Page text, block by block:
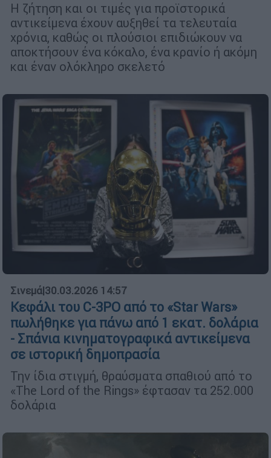
Η ζήτηση και οι τιμές για προϊστορικά
αντικείμενα έχουν αυξηθεί τα τελευταία
χρόνια, καθώς οι πλούσιοι επιδιώκουν να
αποκτήσουν ένα κόκαλο, ένα κρανίο ή ακόμη
και έναν ολόκληρο σκελετό
Σινεμά|30.03.2026 14:57
Κεφάλι του C-3PO από το «Star Wars»
πωλήθηκε για πάνω από 1 εκατ. δολάρια
- Σπάνια κινηματογραφικά αντικείμενα
σε ιστορική δημοπρασία
Την ίδια στιγμή, θραύσματα σπαθιού από το
«The Lord of the Rings» έφτασαν τα 252.000
δολάρια